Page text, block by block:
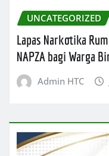
UNCATEGORIZED
Lapas Narkotika
NAPZA bagi Warga
Admin HTC